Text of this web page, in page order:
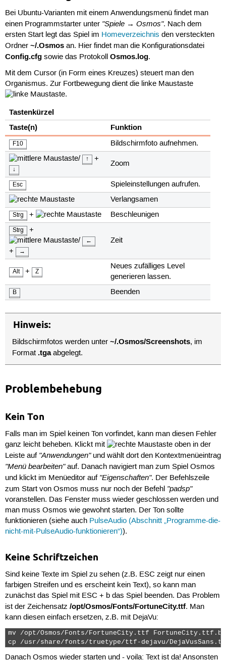
Bei Ubuntu-Varianten mit einem Anwendungsmenü findet man
einen Programmstarter unter "Spiele → Osmos". Nach dem
ersten Start legt das Spiel im Homeverzeichnis den versteckten
Ordner ~/.Osmosan. Hier findet man die Konfigurationsdatei
Config.cfgsowie das Protokoll Osmos.log.
Mit dem Cursor (in Form eines Kreuzes) steuert man den
Organismus. Zur Fortbewegung dient die linke Maustaste
.
Tastenkürzel
Taste(n)
Funktion
F10
Bildschirmfoto aufnehmen.
/
↑ +
↓
Zoom
Esc
Spieleinstellungen aufrufen.
Verlangsamen
Strg + Beschleunigen
Strg
+
/
←
+ →
Zeit
Alt + Z
Neues zufälliges Level
generieren lassen.
B Beenden
Hinweis:
Bildschirmfotos werden unter~/.Osmos/Screenshots, im
Format .tgaabgelegt.
Problembehebung
Kein Ton
Falls man im Spiel keinen Ton vorfindet, kann man diesen Fehler
ganz leicht beheben. Klickt mit
oben in der
Leiste auf "Anwendungen"und wählt dort den Kontextmenüeintrag
"Menü bearbeiten"auf. Danach navigiert man zum Spiel Osmos
und klickt im Menüeditor auf "Eigenschaften". Der Befehlszeile
zum Start von Osmos muss nur noch der Befehl "padsp"
voranstellen. Das Fenster muss wieder geschlossen werden und
man muss Osmos wie gewohnt starten. Der Ton sollte
funktionieren (siehe auch PulseAudio (Abschnitt „Programme-die-
nicht-mit-PulseAudio-funktionieren“)).
Keine Schriftzeichen
Sind keine Texte im Spiel zu sehen (z.B. ESC zeigt nur einen
farbigen Streifen und es erscheint kein Text), so kann man
zunächst das Spiel mit ESC + b das Spiel beenden. Das Problem
ist der Zeichensatz /opt/Osmos/Fonts/FortuneCity.ttf. Man
kann diesen einfach ersetzen, z.B. mit DejaVu:
mv /opt/Osmos/Fonts/FortuneCity.ttf
cp /usr/share/fonts/truetype/ttf-dejavu/
Danach Osmos wieder starten und - voila: Text ist da! Ansonsten